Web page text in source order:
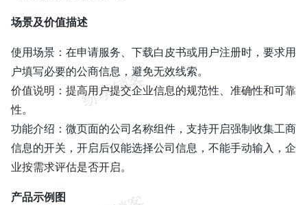
场景及价值描述
使用场景：在申请服务、下载白皮书或用户注册时，要求用
户填写必要的公商信息，避免无效线索。
价值说明：提高用户提交企业信息的规范性、准确性和可靠
性。
功能介绍：微页面的公司名称组件，支持开启强制收集工商
信息的开关，开启后仅能选择公司信息，不能手动输入，企
业按需求评估是否开启。
产品示例图